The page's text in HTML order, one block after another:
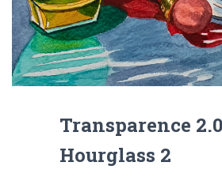
Transparence
Hourglass 2